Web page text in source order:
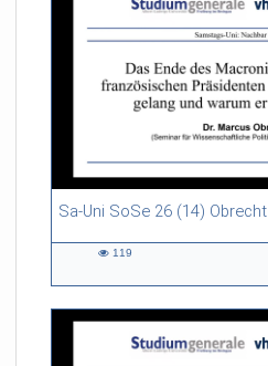
Sa-Uni SoSe 26 (14) Obrecht
46:53 duration
119